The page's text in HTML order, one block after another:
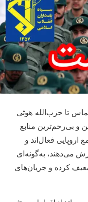
تا حزب‌الله هوثی
و بی‌رحم‌ترین منابع
اروپایی فعال‌اند و
می‌دهند، به‌گونه‌ای
کرده و جریان‌های